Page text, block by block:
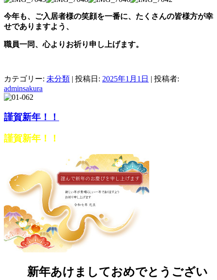
今年も、ご入居者様の笑顔を一番に、 たくさんの皆様方が幸
せであり ますよう、
職員一同、心よりお祈り申し上げます。
カテゴリー: 未分類 | 投稿日: 2025年1月1日 | 投稿者:
adminsakura
謹賀新年！！
謹賀新年！！
新年あけましておめでとうござい